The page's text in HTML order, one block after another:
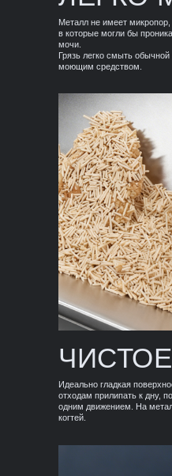
Идеально гладкая
отходам прилипать к дну,
одним движением. На
когтей.
Металл не имеет микропор,
в которые могли бы
мочи.
Грязь легко смыть
моющим средством.